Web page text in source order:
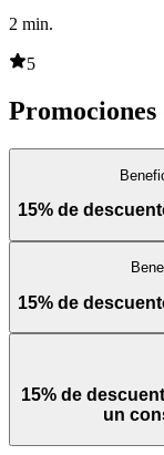
2 min.
5
Promociones
15% de
15% de
15% de
un